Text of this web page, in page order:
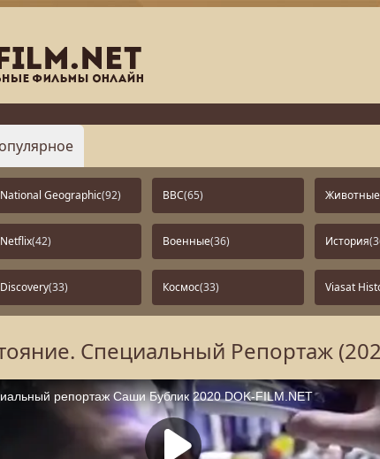
National Geographic(92) BBC(65)
Netflix(42) Военные(36) История
Discovery(33) Космос(33) Viasat
Специальный Репортаж